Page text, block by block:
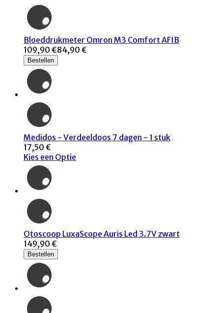
Bloeddrukmeter Omron M3 Comfort AFIB
109,90 €84,90 €
Bestellen
Medidos - Verdeeldoos 7 dagen - 1 stuk
17,50 €
Kies een Optie
Otoscoop LuxaScope Auris Led 3.7V zwart
149,90 €
Bestellen